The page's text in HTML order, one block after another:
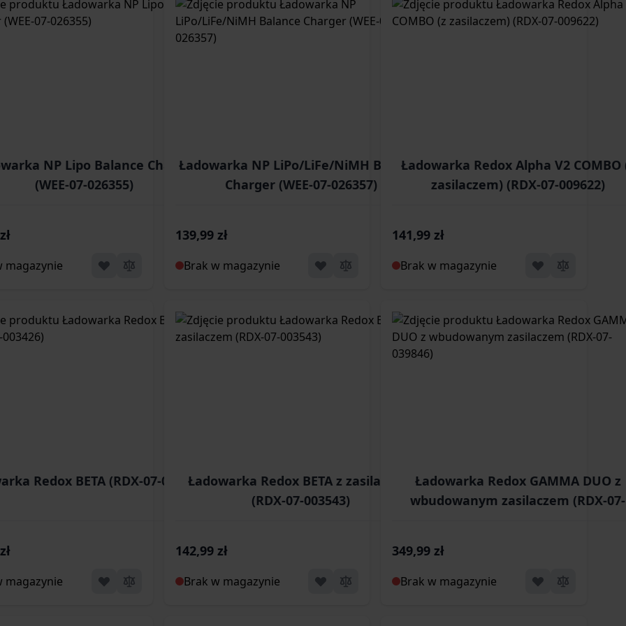
NP Lipo Balance Charger
(WEE-07-026355)
magazynie
Ładowarka NP LiPo/LiFe/NiMH Balance
Charger (WEE-07-026357)
139,99 zł
Brak w magazynie
Ładowarka Redox Alpha V2 COMBO
zasilaczem) (RDX-07-009622)
141,99 zł
Brak w magazynie
Redox BETA (RDX-07-003426)
magazynie
Ładowarka Redox BETA z zasilaczem
(RDX-07-003543)
142,99 zł
Brak w magazynie
Ładowarka Redox GAMMA DUO z
wbudowanym zasilaczem (RDX-07-
349,99 zł
Brak w magazynie